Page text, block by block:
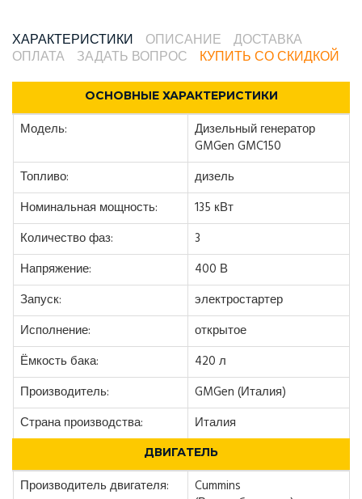
ХАРАКТЕРИСТИКИ ОПИСАНИЕ
ДОСТАВКА
ОПЛАТА
ЗАДАТЬ ВОПРОС КУПИТЬ СО СКИДКОЙ
ОСНОВНЫЕ ХАРАКТЕРИСТИКИ
Модель:
Дизельный генератор
GMGen GMC150
Топливо:
дизель
Номинальная мощность:
135 кВт
Количество фаз:
3
Напряжение:
400 В
Запуск:
электростартер
Исполнение:
открытое
Ёмкость бака:
420 л
Производитель:
GMGen (Италия)
Страна производства:
Италия
ДВИГАТЕЛЬ
Производитель двигателя:
Cummins